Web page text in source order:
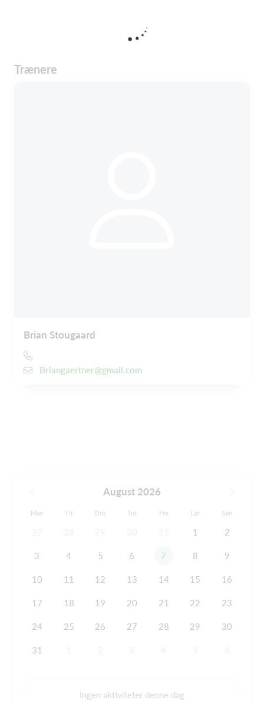
Trænere
Brian Stougaard
Briangaertner@gmail.com
August 2026
Man Tir Ons Tor Fre Lør Søn
1 2
3 4 5 6 7 8 9
10 11 12 13 14 15 16
17 18 19 20 21 22 23
24 25 26 27 28 29 30
31
Ingen aktiviteter denne dag